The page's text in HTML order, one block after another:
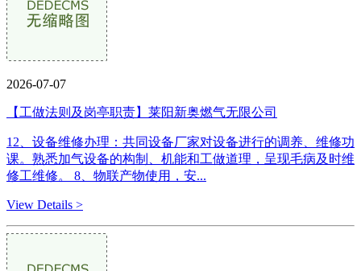
2026-07-07
【工做法则及岗亭职责】莱阳新奥燃气无限公司
12、设备维修办理：共同设备厂家对设备进行的调养、维修功
课。熟悉加气设备的构制、机能和工做道理，呈现毛病及时维
修工维修。 8、物联产物使用，安...
View Details >